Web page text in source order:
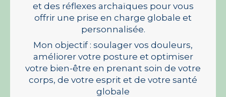
et des réflexes archaïques pour vous
offrir une prise en charge globale et
personnalisée.
Mon objectif : soulager vos douleurs,
améliorer votre posture et optimiser
votre bien-être en prenant soin de votre
corps, de votre esprit et de votre santé
globale